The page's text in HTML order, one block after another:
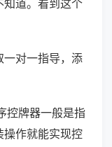
知道。看到这个
一对一指导，添
控牌器一般是指
操作就能实现控